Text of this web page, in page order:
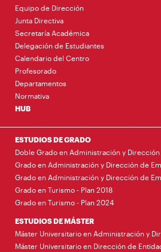
Equipo de Dirección
Junta Directiva
Secretaría Académica
Delegación de Estudiantes
Calendario del Centro
Profesorado
Departamentos
Normativa
HUB
ESTUDIOS DE GRADO
Doble Grado en Administración y
Grado en Administración y Dirección de
Grado en Administración y Dirección de
Grado en Turismo - Plan 2018
Grado en Turismo - Plan 2024
ESTUDIOS DE MÁSTER
Máster Universitario en Administración y
Máster Universitario en Dirección de